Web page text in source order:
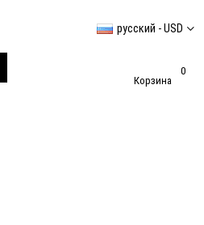
русский - USD
Корзина
0